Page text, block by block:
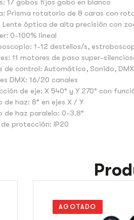
Prisma rotatorio de 8 caras con
Lente óptica de alta precisión con
0-100% lineal
1-12 destellos/s,
11 motores de paso super-
de control: Automático, Sonido,
DMX: 16/20 canales
de eje: X 540° y Y 270° con
de haz: 8° en ejes X / Y
de haz paralelo: 0-3.8°
de protección: IP20
AGOTADO